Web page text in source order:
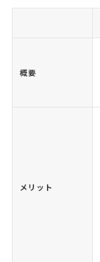
概要
メリット